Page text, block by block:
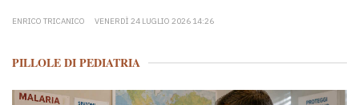
ENRICO TRICANICO VENERDÌ 24 LUGLIO 2026 14:26
PILLOLE DI PEDIATRIA